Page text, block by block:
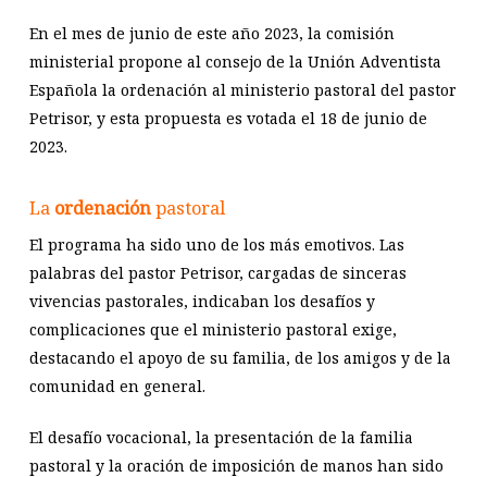
En el mes de junio de este año 2023, la comisión
ministerial propone al consejo de la Unión Adventista
Española la ordenación al ministerio pastoral del pastor
Petrisor, y esta propuesta es votada el 18 de junio de
2023.
La ordenaciónpastoral
El programa ha sido uno de los más emotivos. Las
palabras del pastor Petrisor, cargadas de sinceras
vivencias pastorales, indicaban los desafíos y
complicaciones que el ministerio pastoral exige,
destacando el apoyo de su familia, de los amigos y de la
comunidad en general.
El desafío vocacional, la presentación de la familia
pastoral y la oración de imposición de manos han sido